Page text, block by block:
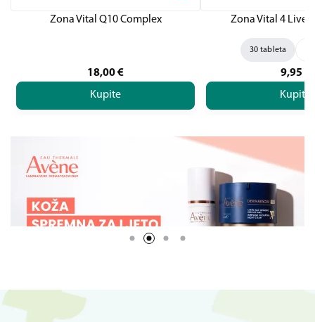
Zona Vital Q10 Complex
18,00€
Kupite
Zona Vital 4
30 tableta
9,95
Kupite